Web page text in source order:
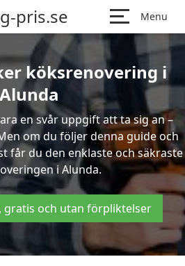
pris.se Menu
köksrenovering i
Alunda
en svår uppgift att ta sig an –
om du följer denna guide och
får du den enklaste och säkraste
i Alunda.
gratis och utan förpliktelser